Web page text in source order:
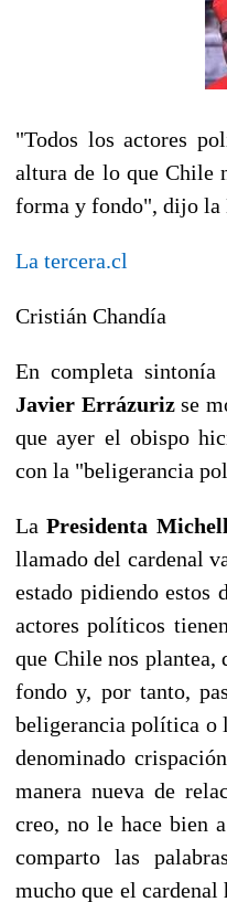
"Todos los actores
altura de lo que Chile
forma y fondo", dijo la
La tercera.cl
Cristián Chandía
En completa sintonía
Javier Errázurizse
que ayer el obispo
con la "beligerancia
LaPresidenta
llamado del cardenal
estado pidiendo estos
actores políticos
que Chile nos plantea,
fondo y, por tanto,
beligerancia política o
denominado
manera nueva de
creo, no le hace bien
comparto las
mucho que el cardenal